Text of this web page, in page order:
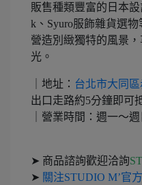
販售種類豐富的日本
k、Syuro服飾雜貨選​
營造別緻獨特的風景
光。​
地址： 台北市大同
出口走路約5分鐘即可
營業時間：週一～週
➤ 商品諮詢歡迎洽詢
➤ 關注STUDIO M’官